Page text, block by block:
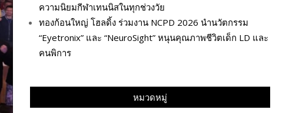
ความนิยมกีฬาเทนนิสในทุกช่วงวัย
ทองก้อนใหญ่ โฮลดิ้ง ร่วมงาน NCPD 2026 นำนวัตกรรม
“Eyetronix” และ “NeuroSight” หนุนคุณภาพชีวิตเด็ก LD และ
คนพิการ
หมวดหมู่